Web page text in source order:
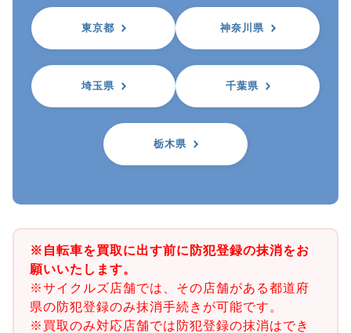
東京都 神奈川県
埼玉県 千葉県
栃木県
※自転車を買取に出す前に防犯登録の抹消をお
願いいたします。
※サイクルズ店舗では、その店舗がある都道府
県の防犯登録のみ抹消手続きが可能です。
※買取のみ対応店舗では防犯登録の抹消はでき